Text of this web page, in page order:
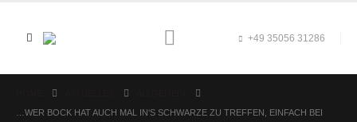
+49 35056 31286
…WER BOCK HAT AUCH MAL IN‘S SCHWARZE ZU TREFFEN, EINFACH BEI